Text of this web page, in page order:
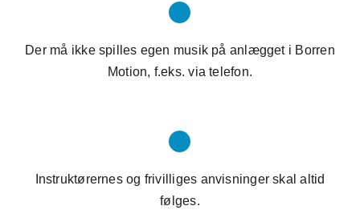
Der må ikke spilles egen musik på anlægget i Borren
Motion, f.eks. via telefon.
Instruktørernes og frivilliges anvisninger skal altid
følges.